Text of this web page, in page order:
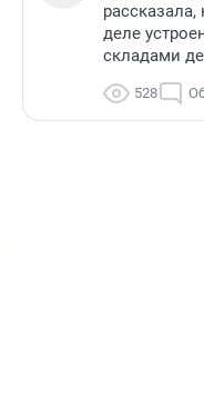
деле
складами
528